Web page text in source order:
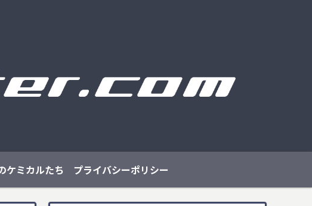
ケミカルたち プライバシーポリシー